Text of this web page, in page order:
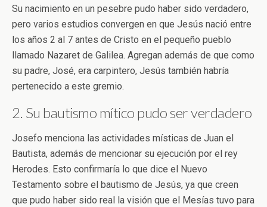
Su nacimiento en un pesebre pudo haber sido verdadero,
pero varios estudios convergen en que Jesús nació entre
los años 2 al 7 antes de Cristo en el pequeño pueblo
llamado Nazaret de Galilea. Agregan además de que como
su padre, José, era carpintero, Jesús también habría
pertenecido a este gremio.
2. Su bautismo mítico pudo ser verdadero
Josefo menciona las actividades místicas de Juan el
Bautista, además de mencionar su ejecución por el rey
Herodes. Esto confirmaría lo que dice el Nuevo
Testamento sobre el bautismo de Jesús, ya que creen
que pudo haber sido real la visión que el Mesías tuvo para